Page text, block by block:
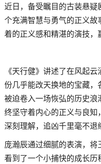
近日，备受瞩目的古装悬
个充满智慧与勇气的正义
着的正义感和精湛的演技，
《天行健》讲述了在风起
份几乎能改天换地的宝藏，
被迫卷入一场恢弘的历史
终坚守着内心的正义与良
深刻理解，追凶千里毫不退
庞瀚辰通过细腻的表演，
看到了一个小捕快的成长历